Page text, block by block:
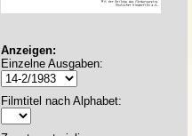
Anzeigen:
Einzelne Ausgaben:
Filmtitel nach Alphabet: